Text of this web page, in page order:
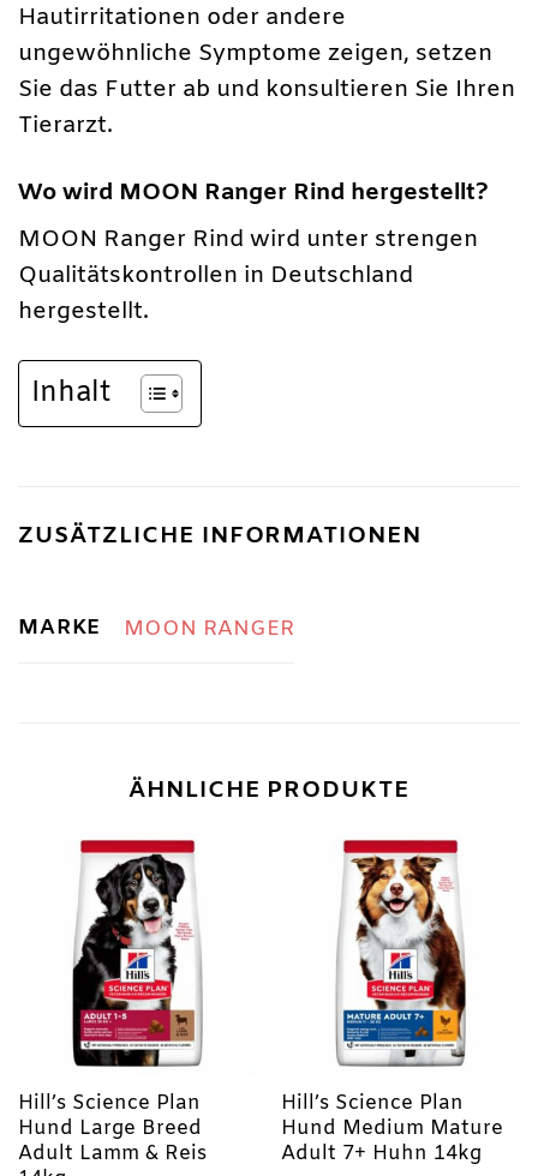
Hautirritationen oder andere
ungewöhnliche Symptome zeigen, setzen
Sie das Futter ab und konsultieren Sie Ihren
Tierarzt.
Wo wird MOON Ranger Rind hergestellt?
MOON Ranger Rind wird unter strengen
Qualitätskontrollen in Deutschland
hergestellt.
Inhalt
ZUSÄTZLICHE INFORMATIONEN
MARKE MOON RANGER
ÄHNLICHE PRODUKTE
Hill’s Science Plan
Hund Large Breed
Adult Lamm & Reis
Hill’s Science Plan
Hund Medium Mature
Adult 7+ Huhn 14kg